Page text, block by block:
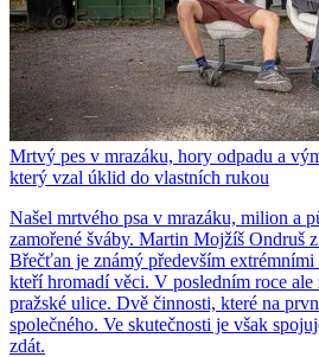
Mrtvý pes v mrazáku, hory odpadu a
který vzal úklid do vlastních rukou
Našel mrtvého psa v mrazáku, milion a
zamořené šváby. Martin Mojžíš Ondruš
Břečťan je známý především
kteří hromadí věci. V posledním roce ale
pražské ulice. Dvě činnosti, které na
společného. Ve skutečnosti je však
zdát.